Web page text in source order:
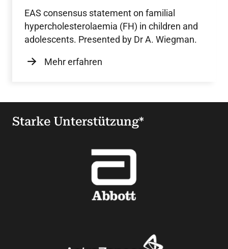
EAS consensus statement on familial
hypercholesterolaemia (FH) in children and
adolescents. Presented by Dr A. Wiegman.
Mehr erfahren
Starke Unterstützung*